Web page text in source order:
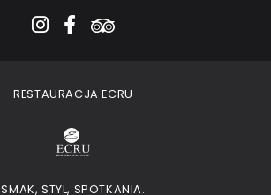
instagram
facebook-f
tripadvisor
RESTAURACJA ECRU
SMAK, STYL, SPOTKANIA.